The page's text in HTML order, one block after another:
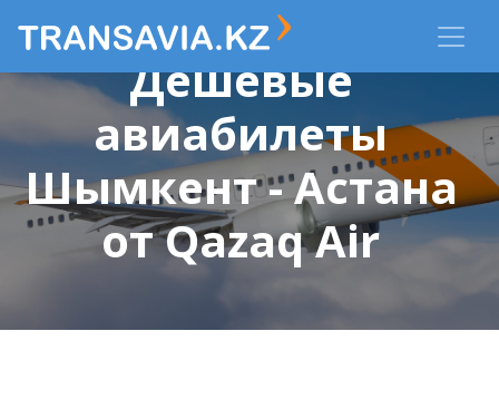
Дешевые
авиабилеты
Шымкент - Астана
от Qazaq Air